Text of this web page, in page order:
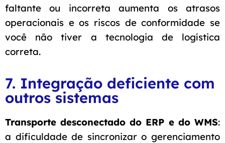
faltante ou incorreta aumenta os atrasos
operacionais e os riscos de conformidade se
você não tiver a tecnologia de logística
correta.
7. Integração deficiente com
outros sistemas
Transporte desconectado do ERP e do WMS:
a dificuldade de sincronizar o gerenciamento